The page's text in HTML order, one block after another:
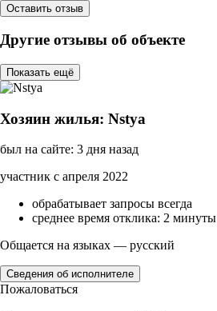
Оставить отзыв
Другие отзывы об объекте
Показать ещё
Хозяин жилья: Nstya
был на сайте: 3 дня назад
участник с апреля 2022
обрабатывает запросы всегда
среднее время отклика: 2 минуты
Общается на языках — русский
Сведения об исполнителе
Пожаловаться